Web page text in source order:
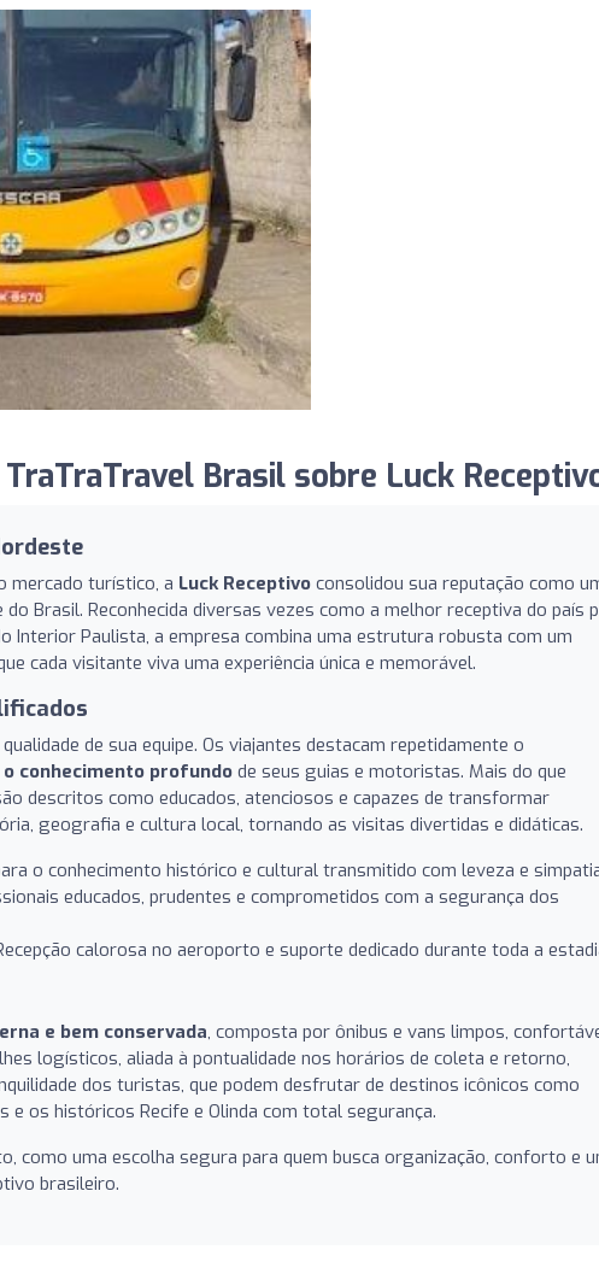
Brasil sobre Luck
mercado turístico, a Luck Receptivo consolidou sua reputação como
Brasil. Reconhecida diversas vezes como a melhor receptiva do país
Interior Paulista, a empresa combina uma estrutura robusta com um
cada visitante viva uma experiência única e memorável.
de sua equipe. Os viajantes destacam repetidamente o
conhecimento profundo de seus guias e motoristas. Mais do que
descritos como educados, atenciosos e capazes de transformar
geografia e cultura local, tornando as visitas divertidas e didáticas.
o conhecimento histórico e cultural transmitido com leveza e
educados, prudentes e comprometidos com a segurança dos
calorosa no aeroporto e suporte dedicado durante toda a
e bem conservada, composta por ônibus e vans limpos,
logísticos, aliada à pontualidade nos horários de coleta e retorno,
dos turistas, que podem desfrutar de destinos icônicos como
e os históricos Recife e Olinda com total segurança.
como uma escolha segura para quem busca organização, conforto e
brasileiro.